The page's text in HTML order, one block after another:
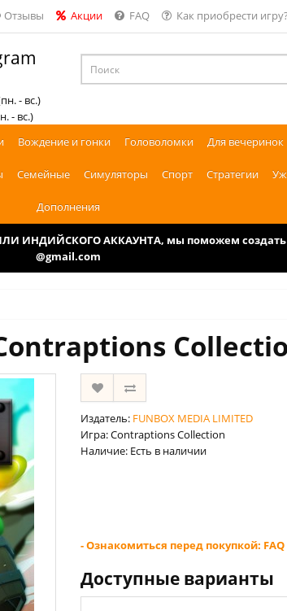
Отзывы Акции FAQ Как приобрести игру?
- вс.)
- вс.)
Вождение и гонки Головоломки Для вечеринок
Семейные Симуляторы Спорт Стратегии
Дополнения
ИНДИЙСКОГО АККАУНТА, мы поможем создать
@gmail.com
Издатель: FUNBOX MEDIA LIMITED
Игра: Contraptions Collection
Наличие: Есть в наличии
- Ознакомиться перед покупкой:
Доступные варианты